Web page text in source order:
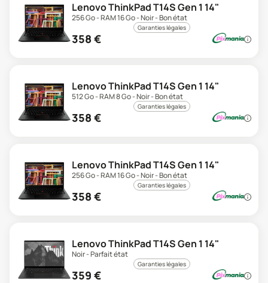
Lenovo ThinkPad T14S Gen 1 14"
256 Go - RAM 16 Go - Noir - Bon état
Garanties légales
358 €
Lenovo ThinkPad T14S Gen 1 14"
512 Go - RAM 8 Go - Noir - Bon état
Garanties légales
358 €
Lenovo ThinkPad T14S Gen 1 14"
256 Go - RAM 16 Go - Noir - Bon état
Garanties légales
358 €
Lenovo ThinkPad T14S Gen 1 14"
Noir - Parfait état
Garanties légales
359 €